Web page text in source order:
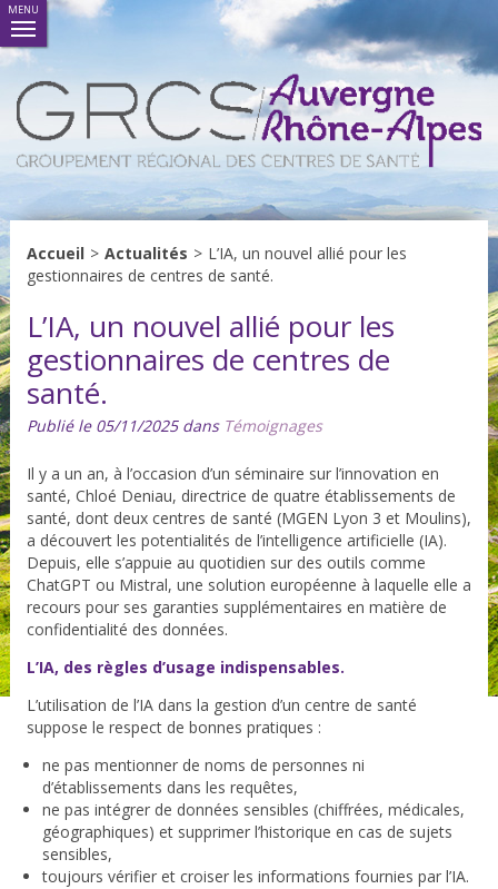
MENU
Accueil > Actualités > L’IA, un nouvel allié pour les
gestionnaires de centres de santé.
L’IA, un nouvel allié pour les
gestionnaires de centres de
santé.
Publié le 05/11/2025 dans Témoignages
Il y a un an, à l’occasion d’un séminaire sur l’innovation en
santé, Chloé Deniau, directrice de quatre établissements de
santé, dont deux centres de santé (MGEN Lyon 3 et Moulins),
a découvert les potentialités de l’intelligence artificielle (IA).
Depuis, elle s’appuie au quotidien sur des outils comme
ChatGPT ou Mistral, une solution européenne à laquelle elle a
recours pour ses garanties supplémentaires en matière de
confidentialité des données.
L’IA, des règles d’usage indispensables.
L’utilisation de l’IA dans la gestion d’un centre de santé
suppose le respect de bonnes pratiques :
ne pas mentionner de noms de personnes ni
d’établissements dans les requêtes,
ne pas intégrer de données sensibles (chiffrées, médicales,
géographiques) et supprimer l’historique en cas de sujets
sensibles,
toujours vérifier et croiser les informations fournies par l’IA.